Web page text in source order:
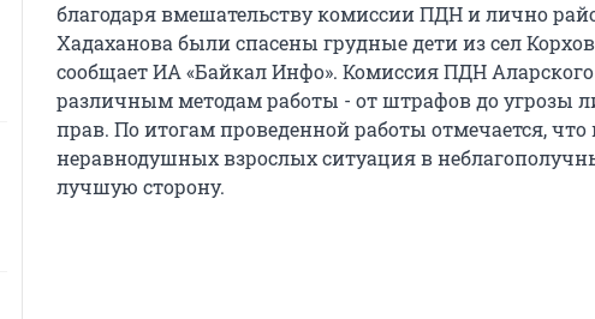
благодаря вмешательству комиссии ПДН и лично
Хадаханова были спасены грудные дети из сел
сообщает ИА «Байкал Инфо». Комиссия ПДН
различным методам работы - от штрафов до угрозы
прав. По итогам проведенной работы отмечается, что
неравнодушных взрослых ситуация в
лучшую сторону.